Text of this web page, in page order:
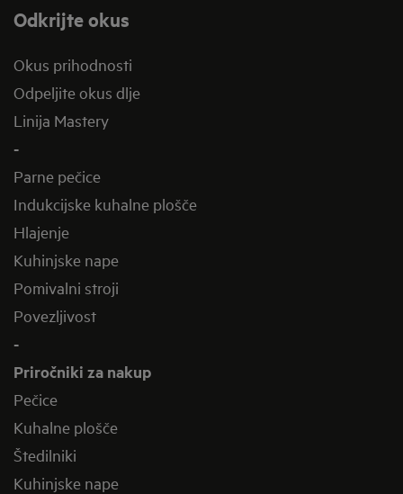
Odkrijte okus
Okus prihodnosti
Odpeljite okus dlje
Linija Mastery
-
Parne pečice
Indukcijske kuhalne plošče
Hlajenje
Kuhinjske nape
Pomivalni stroji
Povezljivost
-
Priročniki za nakup
Pečice
Kuhalne plošče
Štedilniki
Kuhinjske nape